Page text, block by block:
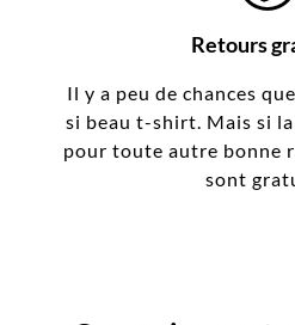
Retours
Il y a peu de chances
si beau t-shirt. Mais si
pour toute autre bonne
sont